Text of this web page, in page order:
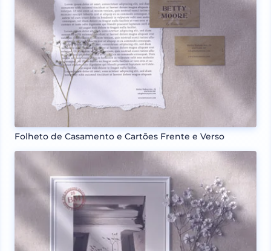
Folheto de Casamento e Cartões Frente e Verso